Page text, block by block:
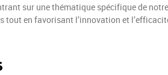
sur une thématique spécifique de
en favorisant l’innovation et